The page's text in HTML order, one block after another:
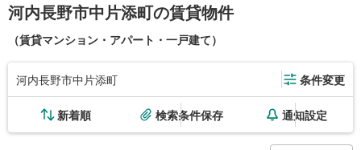
河内長野市中片添町の賃貸物件
（賃貸マンション・アパート・一戸建て）
河内長野市中片添町 条件変更
新着順 検索条件保存 通知設定